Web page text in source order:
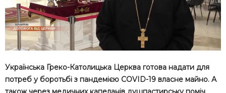
Українська Греко-Католицька Церква готова надати для
потреб у боротьбі з пандемією COVID-19 власне майно. А